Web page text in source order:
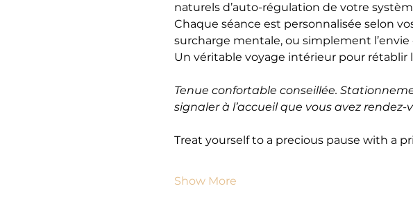
naturels d’auto-régulation de votre
Chaque séance est personnalisée selon
surcharge mentale, ou simplement
Un véritable voyage intérieur pour rétablir
Tenue confortable conseillée.
signaler à l’accueil que vous avez
Treat yourself to a precious pause with a
Show More